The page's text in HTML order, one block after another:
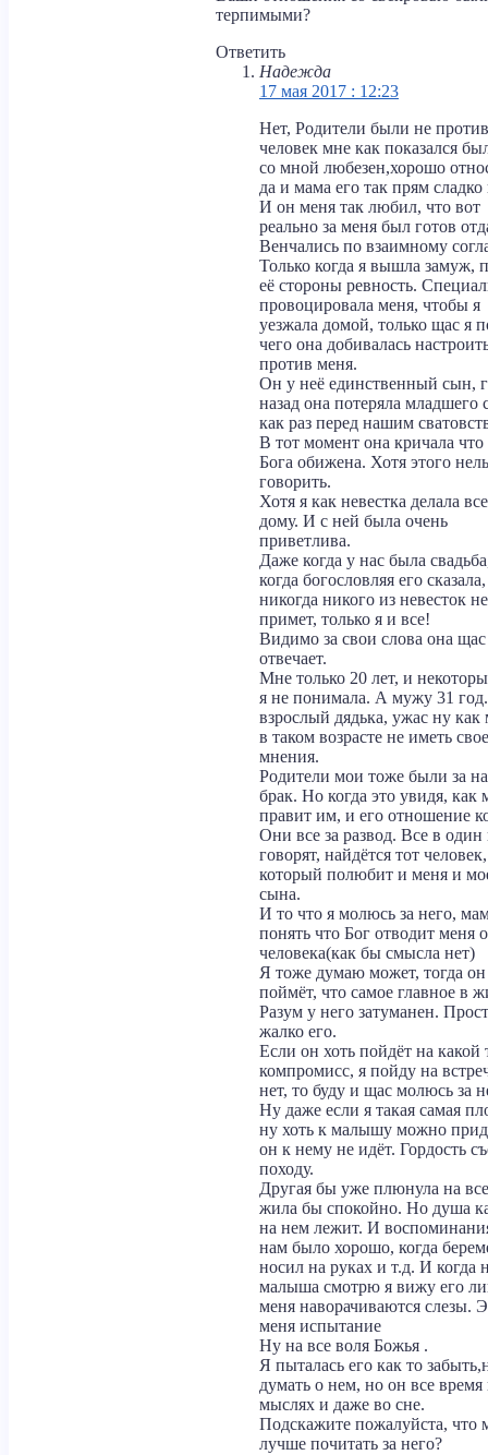
терпимыми?
Ответить
Надежда
17 мая 2017 : 12:23
Нет, Родители были не
человек мне как показался
со мной любезен,хорошо
да и мама его так прям сладко
И он меня так любил, что вот
реально за меня был готов
Венчались по взаимному
Только когда я вышла замуж,
её стороны ревность.
провоцировала меня, чтобы я
уезжала домой, только щас я
чего она добивалась
против меня.
Он у неё единственный сын,
назад она потеряла младшего
как раз перед нашим
В тот момент она кричала что
Бога обижена. Хотя этого
говорить.
Хотя я как невестка делала
дому. И с ней была очень
приветлива.
Даже когда у нас была
когда богословляя его
никогда никого из невесток не
примет, только я и все!
Видимо за свои слова она щас
отвечает.
Мне только 20 лет, и
я не понимала. А мужу 31
взрослый дядька, ужас ну
в таком возрасте не иметь
мнения.
Родители мои тоже были за
брак. Но когда это увидя, как
правит им, и его отношение
Они все за развод. Все в один
говорят, найдётся тот человек,
который полюбит и меня и
сына.
И то что я молюсь за него,
понять что Бог отводит меня
человека(как бы смысла нет)
Я тоже думаю может, тогда он
поймёт, что самое главное в
Разум у него затуманен.
жалко его.
Если он хоть пойдёт на какой
компромисс, я пойду на
нет, то буду и щас молюсь за
Ну даже если я такая самая
ну хоть к малышу можно
он к нему не идёт. Гордость
походу.
Другая бы уже плюнула на
жила бы спокойно. Но душа
на нем лежит. И
нам было хорошо, когда
носил на руках и т.д. И когда
малыша смотрю я вижу его
меня наворачиваются слезы.
меня испытание
Ну на все воля Божья .
Я пыталась его как то
думать о нем, но он все время
мыслях и даже во сне.
Подскажите пожалуйста, что
лучше почитать за него?